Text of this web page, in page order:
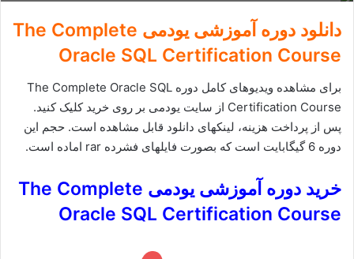
دانلود دوره آموزشی یودمی The Complete
Oracle SQL Certification Course
برای مشاهده ویدیوهای کامل دوره The Complete Oracle SQL
Certification Course از سایت یودمی بر روی خرید کلیک کنید.
پس از پرداخت هزینه، لینکهای دانلود قابل مشاهده است. حجم این
دوره 6 گیگابایت است که بصورت فایلهای فشرده rar اماده است.
خرید دوره آموزشی یودمی The Complete
Oracle SQL Certification Course